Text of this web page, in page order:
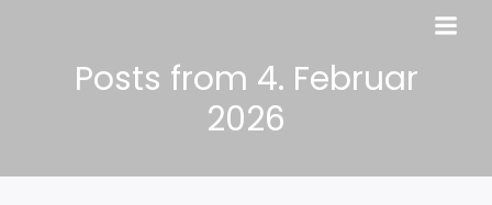
Posts from 4. Februar
2026